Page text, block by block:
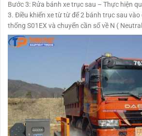
Bước 3: Rửa bánh xe trục sau – Thực hiện
3. Điều khiển xe từ từ để 2 bánh trục sau
thống S01EX và chuyển cần số về N (